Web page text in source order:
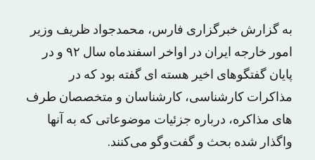
به گزارش خبرگزاری فارس، محمدجواد ظریف وزیر
امور خارجه ایران در اواخر اسفندماه سال ۹۲ و در
پایان گفتگوهای اخیر هسته ای گفته بود که در
مذاکرات کارشناسی، کارشناسان و متخصصان طرف
های مذاکره، درباره جزئیات موضوعاتی که به آنها
واگذار شده بحث و گفت‌وگو ‌می‌کنند.